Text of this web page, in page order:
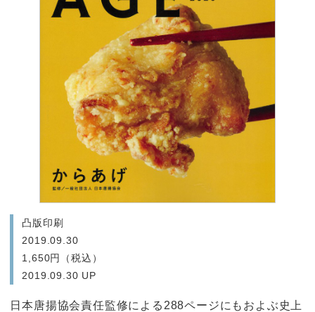
凸版印刷
2019.09.30
1,650円（税込）
2019.09.30 UP
日本唐揚協会責任監修による288ページにもおよぶ史上